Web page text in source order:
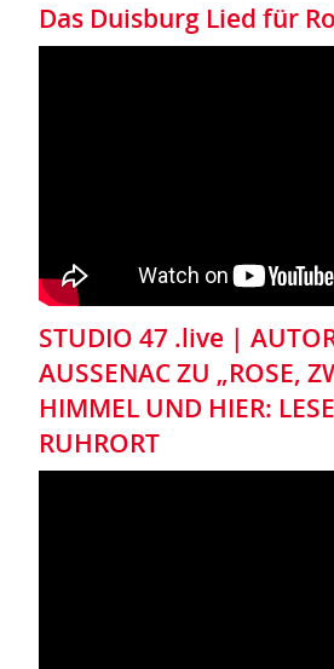
Das Duisburg Lied für
STUDIO 47 .live |
AUSSENAC ZU „ROSE,
HIMMEL UND HIER:
RUHRORT